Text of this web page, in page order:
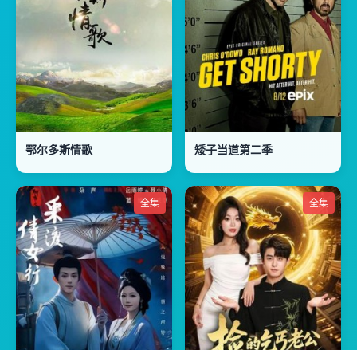
鄂尔多斯情歌 矮子当道第二季
全集 全集